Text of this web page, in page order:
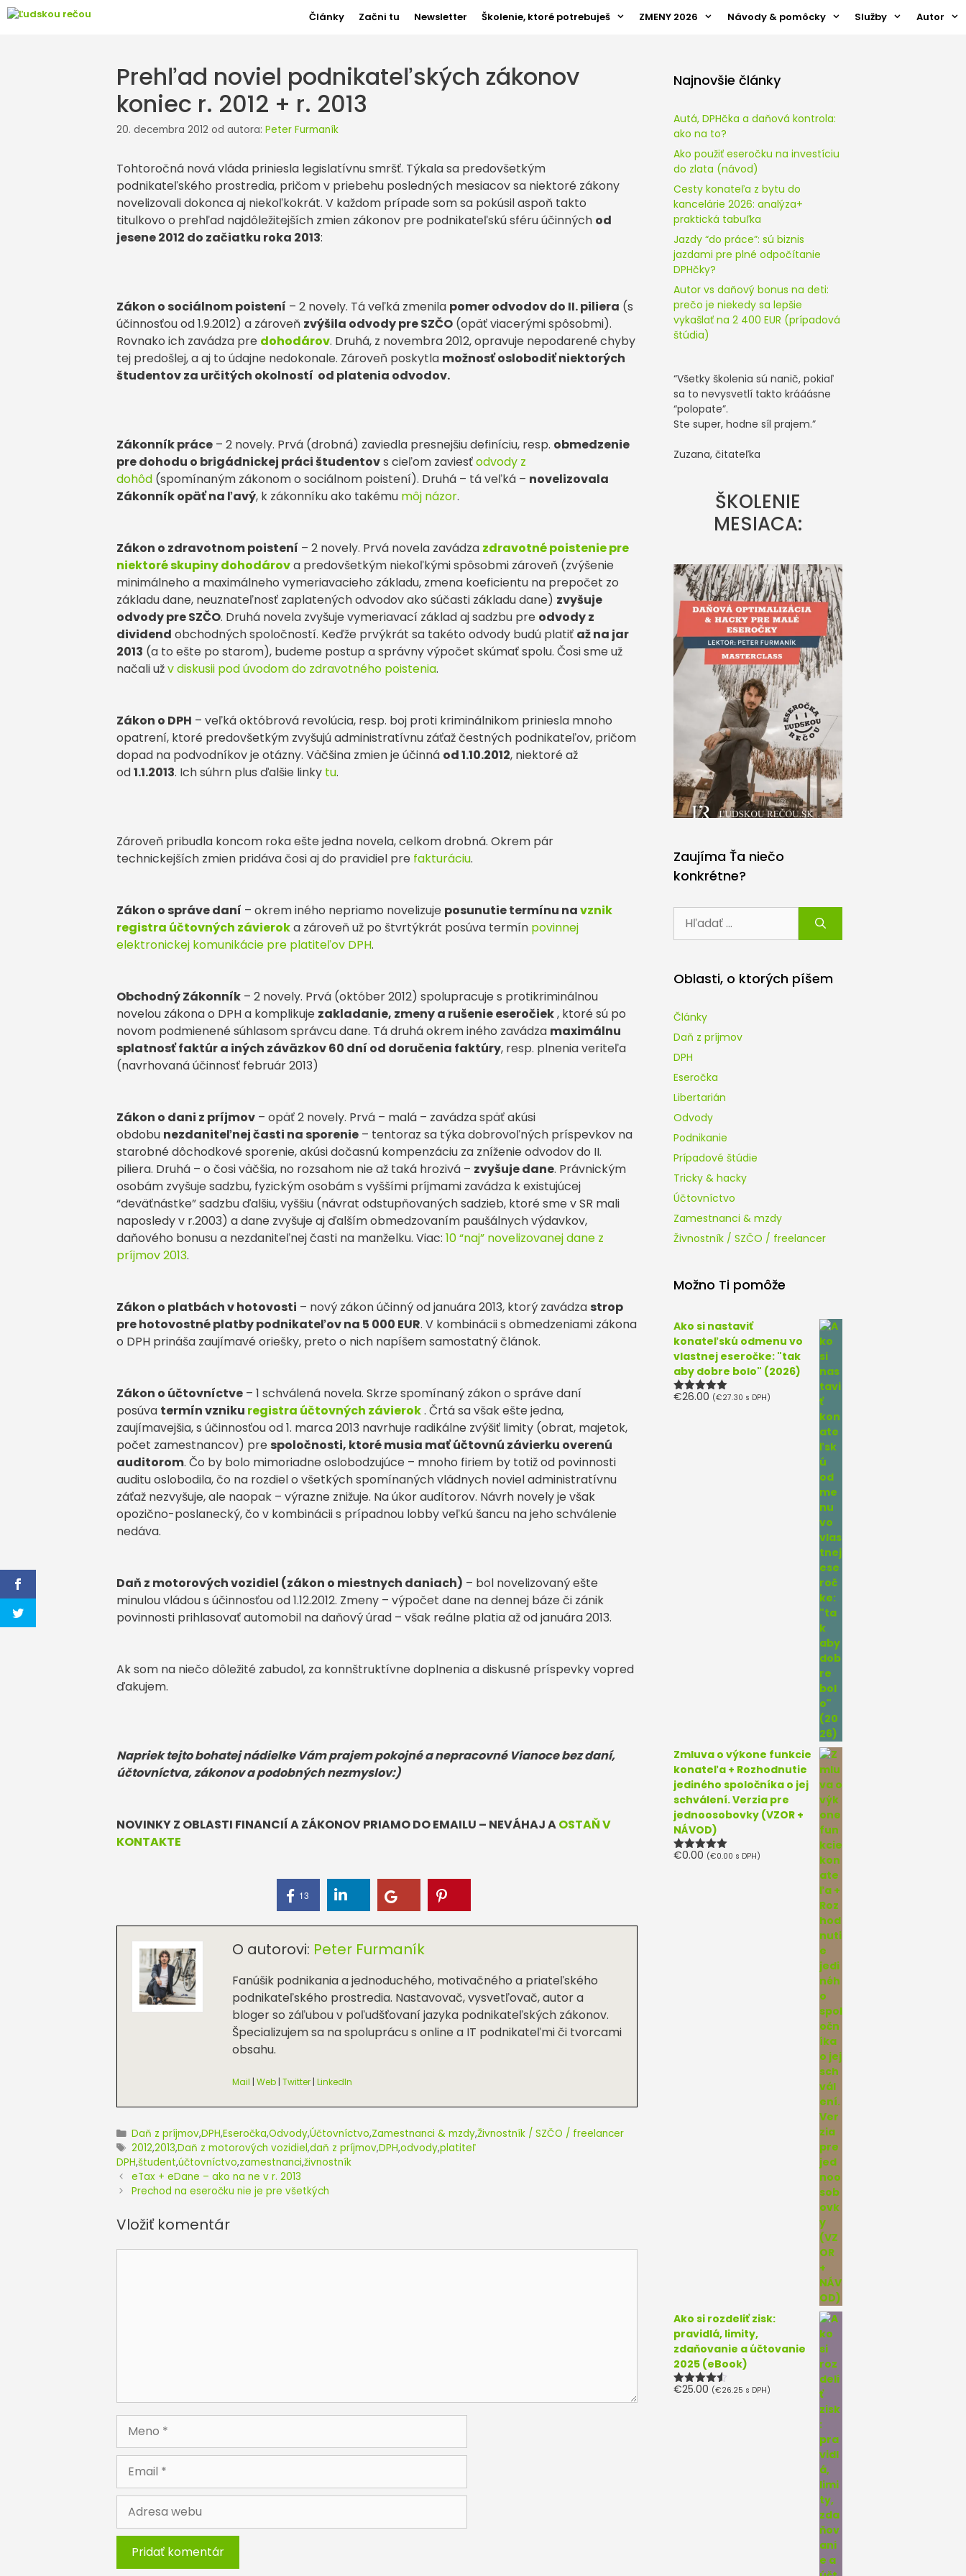
Preskočiť
Články Začni tu Newsletter Školenie, ktoré potrebuješ ZMENY 2026 Návody & pomôcky Služby Autor
Prehľad noviel podnikateľských zákonov
koniec r. 2012 + r. 2013
20. decembra 2012 od autora: Peter Furmaník
Tohtoročná nová vláda priniesla legislatívnu smršť. Týkala sa predovšetkým
podnikateľského prostredia, pričom v priebehu posledných mesiacov sa niektoré zákony
novelizovali dokonca aj niekoľkokrát. V každom prípade som sa pokúsil aspoň takto
titulkovo o prehľad najdôležitejších zmien zákonov pre podnikateľskú sféru účinných od
jesene 2012 do začiatku roka 2013:
Zákon o sociálnom poistení – 2 novely. Tá veľká zmenila pomer odvodov do II. piliera (s
účinnosťou od 1.9.2012) a zároveň zvýšila odvody pre SZČO (opäť viacerými spôsobmi).
Rovnako ich zavádza pre dohodárov. Druhá, z novembra 2012, opravuje nepodarené chyby
tej predošlej, a aj to údajne nedokonale. Zároveň poskytla možnosť oslobodiť niektorých
študentov za určitých okolností od platenia odvodov.
Zákonník práce – 2 novely. Prvá (drobná) zaviedla presnejšiu definíciu, resp. obmedzenie
pre dohodu o brigádnickej práci študentovs cieľom zaviesťodvody z
dohôd (spomínaným zákonom o sociálnom poistení). Druhá – tá veľká – novelizovala
Zákonník opäť na ľavý, k zákonníku ako takému môj názor.
Zákon o zdravotnom poistení – 2 novely. Prvá novela zavádza zdravotné poistenie pre
niektoré skupiny dohodárova predovšetkým niekoľkými spôsobmi zároveň (zvýšenie
minimálneho a maximálneho vymeriavacieho základu, zmena koeficientu na prepočet zo
základu dane, neuznateľnosť zaplatených odvodov ako súčasti základu dane) zvyšuje
odvody pre SZČO. Druhá novela zvyšuje vymeriavací základ aj sadzbu pre odvody z
dividend obchodných spoločností. Keďže prvýkrát sa takéto odvody budú platiť až na jar
2013 (a to ešte po starom), budeme postup a správny výpočet skúmať spolu. Čosi sme už
načali užv diskusii pod úvodom do zdravotného poistenia.
Zákon o DPH – veľká októbrová revolúcia, resp. boj proti kriminálnikom priniesla mnoho
opatrení, ktoré predovšetkým zvyšujú administratívnu záťaž čestných podnikateľov, pričom
dopad na podvodníkov je otázny. Väčšina zmien je účinná od 1.10.2012, niektoré až
od1.1.2013. Ich súhrn plus ďalšie linky tu.
Zároveň pribudla koncom roka ešte jedna novela, celkom drobná. Okrem pár
technickejších zmien pridáva čosi aj do pravidiel pre fakturáciu.
Zákon o správe daní – okrem iného nepriamo novelizuje posunutie termínu navznik
registra účtovných závieroka zároveň už po štvrtýkrát posúva termín povinnej
elektronickej komunikácie pre platiteľov DPH.
Obchodný Zákonník – 2 novely. Prvá (október 2012) spolupracuje s protikriminálnou
novelou zákona o DPH a komplikuje zakladanie, zmeny a rušenie eseročiek, ktoré sú po
novom podmienené súhlasom správcu dane. Tá druhá okrem iného zavádza maximálnu
splatnosť faktúr a iných záväzkov 60 dní od doručenia faktúry, resp. plnenia veriteľa
(navrhovaná účinnosť február 2013)
Zákon o dani z príjmov – opäť 2 novely. Prvá – malá – zavádza späť akúsi
obdobu nezdaniteľnej časti na sporenie – tentoraz sa týka dobrovoľných príspevkov na
starobné dôchodkové sporenie, akúsi dočasnú kompenzáciu za zníženie odvodov do II.
piliera. Druhá – o čosi väčšia, no rozsahom nie až taká hrozivá – zvyšuje dane. Právnickým
osobám zvyšuje sadzbu, fyzickým osobám s vyššími príjmami zavádza k existujúcej
“deväťnástke” sadzbu ďalšiu, vyššiu (návrat odstupňovaných sadzieb, ktoré sme v SR mali
naposledy v r.2003) a dane zvyšuje aj ďalším obmedzovaním paušálnych výdavkov,
daňového bonusu a nezdaniteľnej časti na manželku. Viac: 10 “naj” novelizovanej dane z
príjmov 2013.
Zákon o platbách v hotovosti – nový zákon účinný od januára 2013, ktorý zavádza strop
pre hotovostné platby podnikateľov na 5 000 EUR. V kombinácii s obmedzeniami zákona
o DPH prináša zaujímavé oriešky, preto o nich napíšem samostatný článok.
Zákon o účtovníctve – 1 schválená novela. Skrze spomínaný zákon o správe daní
posúva termín vzniku registra účtovných závierok. Črtá sa však ešte jedna,
zaujímavejšia, s účinnosťou od 1. marca 2013 navrhuje radikálne zvýšiť limity (obrat, majetok,
počet zamestnancov) pre spoločnosti, ktoré musia mať účtovnú závierku overenú
auditorom. Čo by bolo mimoriadne oslobodzujúce – mnoho firiem by totiž od povinnosti
auditu oslobodila, čo na rozdiel o všetkých spomínaných vládnych noviel administratívnu
záťaž nezvyšuje, ale naopak – výrazne znižuje. Na úkor audítorov. Návrh novely je však
opozično-poslanecký, čo v kombinácii s prípadnou lobby veľkú šancu na jeho schválenie
nedáva.
Daň z motorových vozidiel (zákon o miestnych daniach) – bol novelizovaný ešte
minulou vládou s účinnosťou od 1.12.2012. Zmeny – výpočet dane na dennej báze či zánik
povinnosti prihlasovať automobil na daňový úrad – však reálne platia až od januára 2013.
Ak som na niečo dôležité zabudol, za konnštruktívne doplnenia a diskusné príspevky vopred
ďakujem.
Napriek tejto bohatej nádielke Vám prajem pokojné a nepracovné Vianoce bez daní,
účtovníctva, zákonov a podobných nezmyslov:)
NOVINKY Z OBLASTI FINANCIÍ A ZÁKONOV PRIAMO DO EMAILU – NEVÁHAJ AOSTAŇ V
KONTAKTE
13
O autorovi: Peter Furmaník
Fanúšik podnikania a jednoduchého, motivačného a priateľského
podnikateľského prostredia. Nastavovač, vysvetľovač, autor a
bloger so záľubou v poľudšťovaní jazyka podnikateľských zákonov.
Špecializujem sa na spoluprácu s online a IT podnikateľmi či tvorcami
obsahu.
Mail | Web | Twitter | LinkedIn
Kategórie
Daň z príjmov,DPH,Eseročka,Odvody,Účtovníctvo,Zamestnanci & mzdy,Živnostník / SZČO / freelancer
Značky
2012,2013,Daň z motorových vozidiel,daň z príjmov,DPH,odvody,platiteľ
DPH,študent,účtovníctvo,zamestnanci,živnostník
eTax + eDane – ako na ne v r. 2013
Prechod na eseročku nie je pre všetkých
Vložiť komentár
Adresa
webu
Najnovšie články
Autá, DPHčka a daňová kontrola:
ako na to?
Ako použiť eseročku na investíciu
do zlata (návod)
Cesty konateľa z bytu do
kancelárie 2026: analýza+
praktická tabuľka
Jazdy “do práce”: sú biznis
jazdami pre plné odpočítanie
DPHčky?
Autor vs daňový bonus na deti:
prečo je niekedy sa lepšie
vykašlať na 2 400 EUR (prípadová
štúdia)
“Všetky školenia sú nanič, pokiaľ
sa to nevysvetlí takto krááásne
“polopate”.
Ste super, hodne síl prajem.”
Zuzana, čitateľka
ŠKOLENIE
MESIACA:
Zaujíma Ťa niečo
konkrétne?
Oblasti, o ktorých píšem
Články
Daň z príjmov
DPH
Eseročka
Libertarián
Odvody
Podnikanie
Prípadové štúdie
Tricky & hacky
Účtovníctvo
Zamestnanci & mzdy
Živnostník / SZČO / freelancer
Možno Ti pomôže
Ako si nastaviť
konateľskú odmenu vo
vlastnej eseročke: "tak
aby dobre bolo" (2026)
Hodnotenie
€26.00 (€27.30 s DPH)
Zmluva o výkone funkcie
konateľa + Rozhodnutie
jediného spoločníka o jej
schválení. Verzia pre
jednoosobovky (VZOR +
NÁVOD)
Hodnotenie
€0.00 (€0.00 s DPH)
Ako si rozdeliť zisk:
pravidlá, limity,
zdaňovanie a účtovanie
2025 (eBook)
Hodnotenie
€25.00 (€26.25 s DPH)